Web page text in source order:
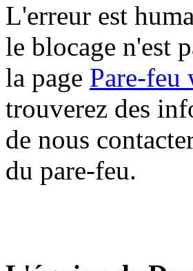
L'erreur est
le blocage n'est
la page Pare-feu
trouverez des
de nous
du pare-feu.